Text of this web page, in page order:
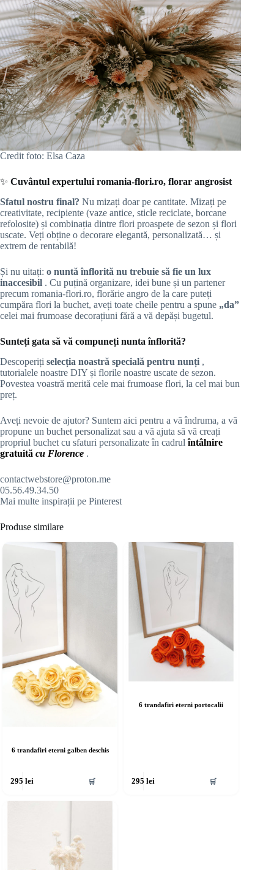
Credit foto: Elsa Caza
✨ Cuvântul expertului romania-flori.ro, florar angrosist
Sfatul nostru final? Nu mizați doar pe cantitate. Mizați pe
creativitate, recipiente (vaze antice, sticle reciclate, borcane
refolosite) și combinația dintre flori proaspete de sezon și flori
uscate. Veți obține o decorare elegantă, personalizată… și
extrem de rentabilă!
Și nu uitați: o nuntă înflorită nu trebuie să fie un lux
inaccesibil . Cu puțină organizare, idei bune și un partener
precum romania-flori.ro, florărie angro de la care puteți
cumpăra flori la buchet, aveți toate cheile pentru a spune „da”
celei mai frumoase decorațiuni fără a vă depăși bugetul.
Sunteți gata să vă compuneți nunta înflorită?
Descoperiți selecția noastră specială pentru nunți ,
tutorialele noastre DIY și florile noastre uscate de sezon.
Povestea voastră merită cele mai frumoase flori, la cel mai bun
preț.
Aveți nevoie de ajutor? Suntem aici pentru a vă îndruma, a vă
propune un buchet personalizat sau a vă ajuta să vă creați
propriul buchet cu sfaturi personalizate în cadrulîntâlnire
gratuită cu Florence .
contactwebstore@proton.me
05.56.49.34.50
Mai multe inspirații pe Pinterest
Produse similare
6 trandafiri eterni galben deschis
295lei 🛒
6 trandafiri eterni portocalii
295lei 🛒